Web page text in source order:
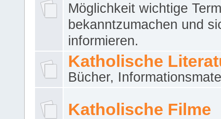
Möglichkeit wichtige
bekanntzumachen und
informieren.
Katholische
Bücher,
Katholische Filme